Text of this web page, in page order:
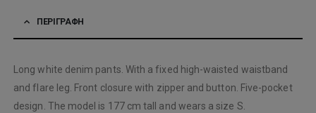
ΠΕΡΙΓΡΑΦΉ
Long white denim pants. With a fixed high-waisted waistband
and flare leg. Front closure with zipper and button. Five-pocket
design. The model is 177 cm tall and wears a size S.